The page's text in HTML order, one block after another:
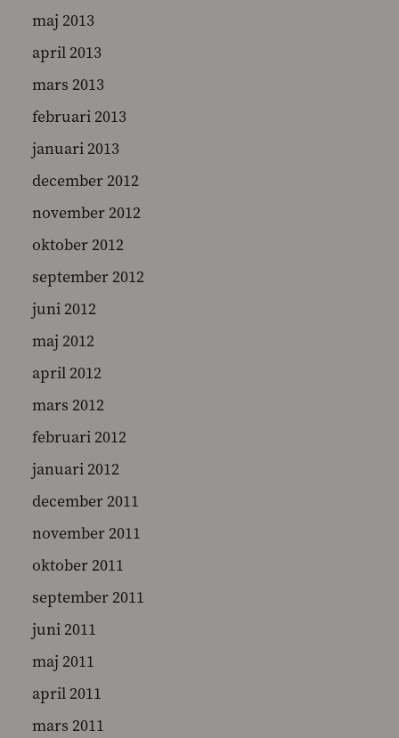
maj 2013
april 2013
mars 2013
februari 2013
januari 2013
december 2012
november 2012
oktober 2012
september 2012
juni 2012
maj 2012
april 2012
mars 2012
februari 2012
januari 2012
december 2011
november 2011
oktober 2011
september 2011
juni 2011
maj 2011
april 2011
mars 2011